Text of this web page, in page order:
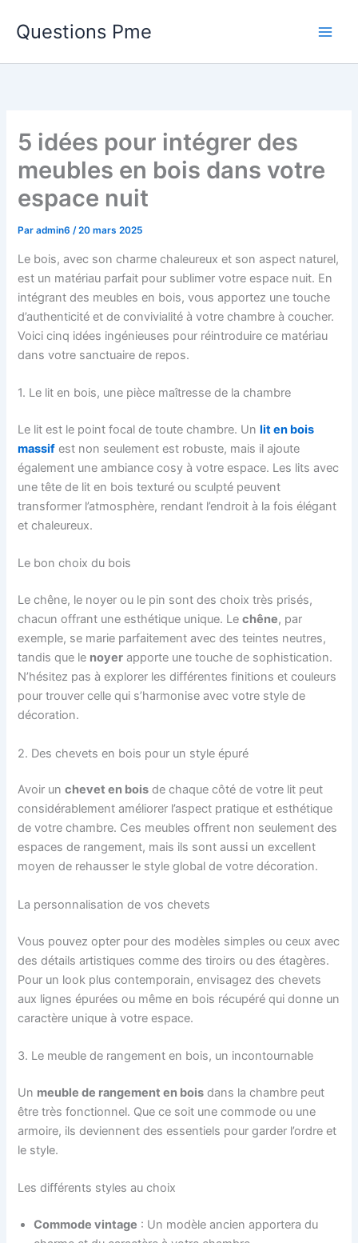
Questions Pme
5 idées pour intégrer des
meubles en bois dans votre
espace nuit
Paradmin6/20 mars 2025
Le bois, avec son charme chaleureux et son aspect naturel,
est un matériau parfait pour sublimer votre espace nuit. En
intégrant des meubles en bois, vous apportez une touche
d’authenticité et de convivialité à votre chambre à coucher.
Voici cinq idées ingénieuses pour réintroduire ce matériau
dans votre sanctuaire de repos.
1. Le lit en bois, une pièce maîtresse de la chambre
Le lit est le point focal de toute chambre. Unlit en bois
massif est non seulement est robuste, mais il ajoute
également une ambiance cosy à votre espace. Les lits avec
une tête de lit en bois texturé ou sculpté peuvent
transformer l’atmosphère, rendant l’endroit à la fois élégant
et chaleureux.
Le bon choix du bois
Le chêne, le noyer ou le pin sont des choix très prisés,
chacun offrant une esthétique unique. Lechêne, par
exemple, se marie parfaitement avec des teintes neutres,
tandis que le noyer apporte une touche de sophistication.
N’hésitez pas à explorer les différentes finitions et couleurs
pour trouver celle qui s’harmonise avec votre style de
décoration.
2. Des chevets en bois pour un style épuré
Avoir unchevet en bois de chaque côté de votre lit peut
considérablement améliorer l’aspect pratique et esthétique
de votre chambre. Ces meubles offrent non seulement des
espaces de rangement, mais ils sont aussi un excellent
moyen de rehausser le style global de votre décoration.
La personnalisation de vos chevets
Vous pouvez opter pour des modèles simples ou ceux avec
des détails artistiques comme des tiroirs ou des étagères.
Pour un look plus contemporain, envisagez des chevets
aux lignes épurées ou même en bois récupéré qui donne un
caractère unique à votre espace.
3. Le meuble de rangement en bois, un incontournable
Un meuble de rangement en bois dans la chambre peut
être très fonctionnel. Que ce soit une commode ou une
armoire, ils deviennent des essentiels pour garder l’ordre et
le style.
Les différents styles au choix
Commode vintage : Un modèle ancien apportera du